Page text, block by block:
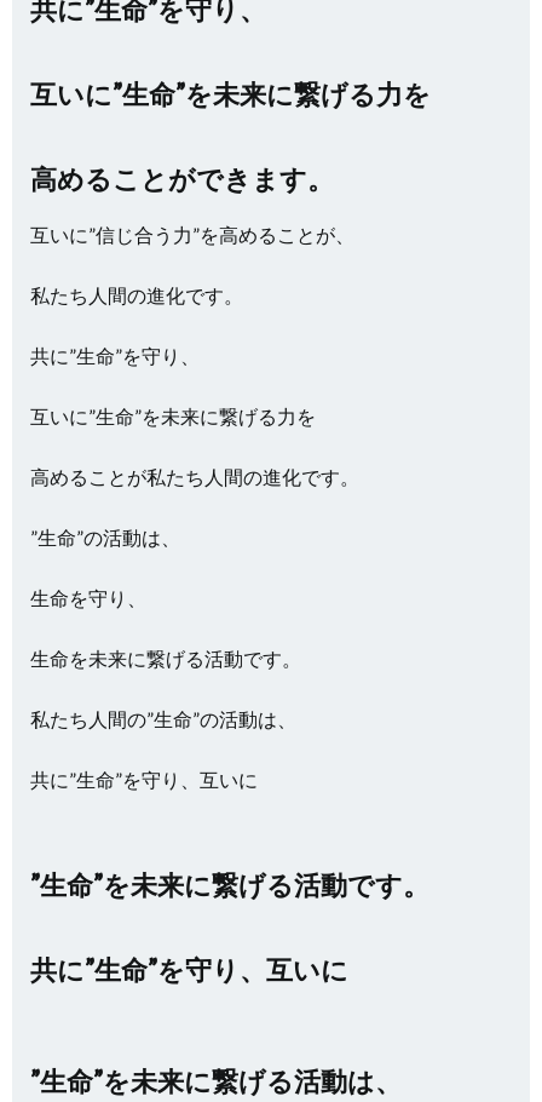
共に”生命”を守り、
互いに”生命”を未来に繋げる力を
高めることができます。
互いに”信じ合う力”を高めることが、
私たち人間の進化です。
共に”生命”を守り、
互いに”生命”を未来に繋げる力を
高めることが私たち人間の進化です。
”生命”の活動は、
生命を守り、
生命を未来に繋げる活動です。
私たち人間の”生命”の活動は、
共に”生命”を守り、互いに
”生命”を未来に繋げる活動です。
共に”生命”を守り、互いに
”生命”を未来に繋げる活動は、